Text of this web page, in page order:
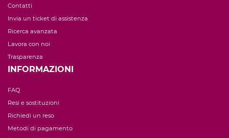
Contatti
Invia un ticket di assistenza
Ricerca avanzata
Lavora con noi
Trasparenza
INFORMAZIONI
FAQ
Resi e sostituzioni
Richiedi un reso
Metodi di pagamento